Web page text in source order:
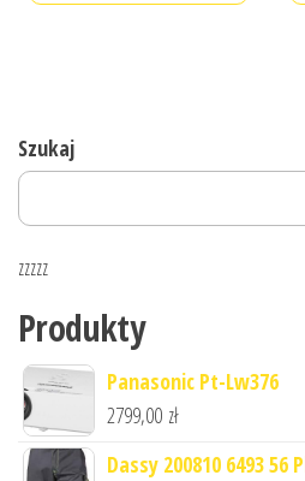
Szukaj
zzzzz
Produkty
Panasonic Pt-Lw376
2799,00 zł
Dassy 200810 6493 56